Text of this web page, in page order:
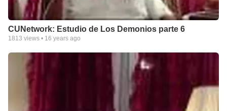
CUNetwork: Estudio de Los Demonios parte 6
1813 views • 16 years ago